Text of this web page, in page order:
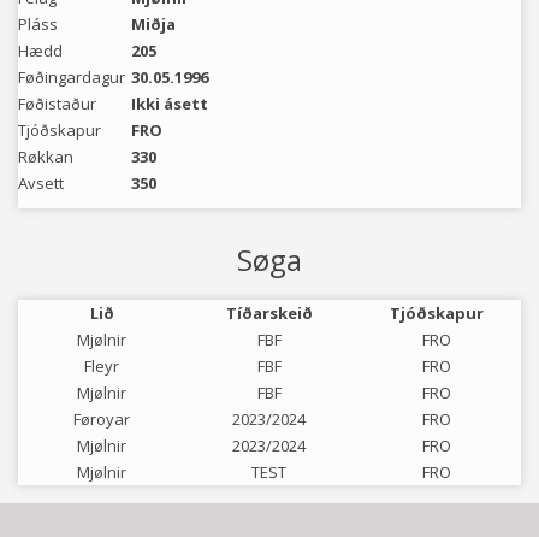
Pláss
Miðja
Hædd
205
Føðingardagur 30.05.1996
Føðistaður
Ikki ásett
Tjóðskapur
FRO
Røkkan
330
Avsett
350
Søga
Lið Tíðarskeið
Tjóðskapur
Mjølnir
FBF
FRO
Fleyr
FBF
FRO
Mjølnir
FBF
FRO
Føroyar
2023/2024
FRO
Mjølnir
2023/2024
FRO
Mjølnir
TEST FRO